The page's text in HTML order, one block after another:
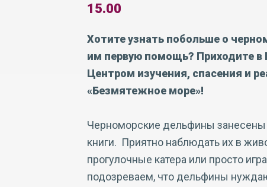
15.00
Хотите узнать побольше о
им первую помощь? Приходите в
Центром изучения, спасения и
«Безмятежное море»!
Черноморские дельфины
книги. Приятно наблюдать их в
прогулочные катера или просто
подозреваем, что дельфины